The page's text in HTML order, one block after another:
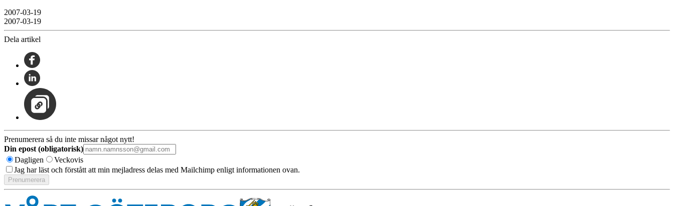
2007-03-19
2007-03-19
Dela artikel
Prenumerera så du inte missar något nytt!
Din epost (obligatorisk)
Dagligen
Veckovis
Jag har läst och förstått att min mejladress delas med Mailchimp enligt informationen ovan.